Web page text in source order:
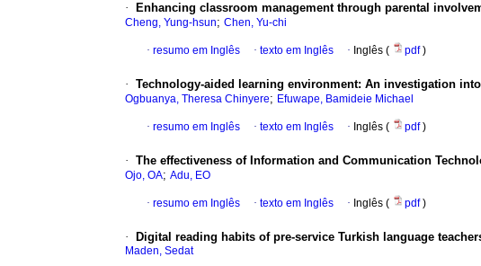
· Enhancing classroom management through parental
Cheng, Yung-hsun; Chen, Yu-chi
· resumo em Inglês · texto em Inglês · Inglês ( pdf)
· Technology-aided learning environment: An investigation
Ogbuanya, Theresa Chinyere; Efuwape, Bamideie Michael
· resumo em Inglês · texto em Inglês · Inglês ( pdf)
· The effectiveness of Information and Communication
Ojo, OA; Adu, EO
· resumo em Inglês · texto em Inglês · Inglês ( pdf)
· Digital reading habits of pre-service Turkish language
Maden, Sedat